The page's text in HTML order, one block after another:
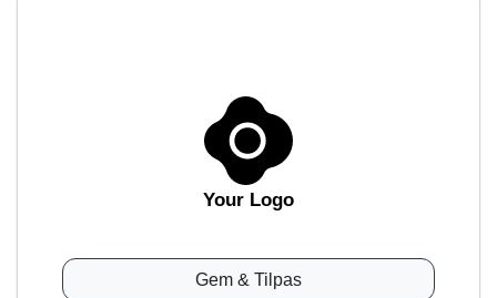
Your Logo
Gem & Tilpas